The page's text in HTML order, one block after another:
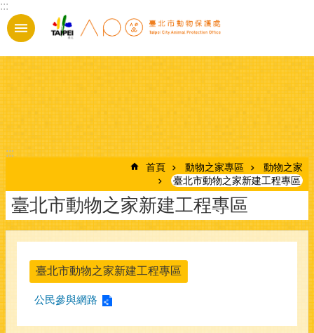
跳到主要內容區塊
:::
:::
首頁 動物之家專區
動物之家
臺北市動物之家新建工程專區
臺北市動物之家新建工程專區
臺北市動物之家新建工程專區
公民參與網路